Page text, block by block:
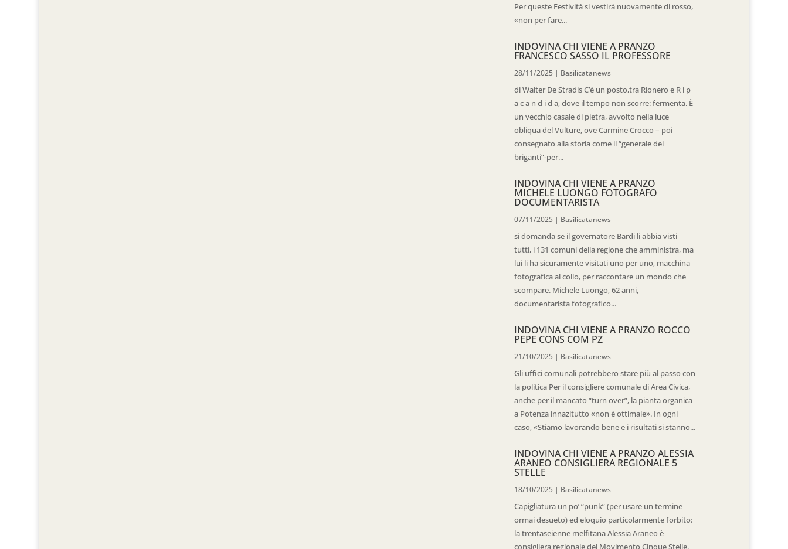
Per queste Festività si vestirà nuovamente di rosso,
«non per fare...
INDOVINA CHI VIENE A PRANZO
FRANCESCO SASSO IL PROFESSORE
28/11/2025 | Basilicatanews
di Walter De Stradis C’è un posto,tra Rionero e R i p
a c a n d i d a, dove il tempo non scorre: fermenta. È
un vecchio casale di pietra, avvolto nella luce
obliqua del Vulture, ove Carmine Crocco – poi
consegnato alla storia come il “generale dei
briganti”-per...
INDOVINA CHI VIENE A PRANZO
MICHELE LUONGO FOTOGRAFO
DOCUMENTARISTA
07/11/2025 | Basilicatanews
si domanda se il governatore Bardi li abbia visti
tutti, i 131 comuni della regione che amministra, ma
lui li ha sicuramente visitati uno per uno, macchina
fotografica al collo, per raccontare un mondo che
scompare. Michele Luongo, 62 anni,
documentarista fotografico...
INDOVINA CHI VIENE A PRANZO ROCCO
PEPE CONS COM PZ
21/10/2025 | Basilicatanews
Gli uffici comunali potrebbero stare più al passo con
la politica Per il consigliere comunale di Area Civica,
anche per il mancato “turn over”, la pianta organica
a Potenza innazitutto «non è ottimale». In ogni
caso, «Stiamo lavorando bene e i risultati si stanno...
INDOVINA CHI VIENE A PRANZO ALESSIA
ARANEO CONSIGLIERA REGIONALE 5
STELLE
18/10/2025 | Basilicatanews
Capigliatura un po’ “punk” (per usare un termine
ormai desueto) ed eloquio particolarmente forbito:
la trentaseienne melfitana Alessia Araneo è
consigliera regionale del Movimento Cinque Stelle.